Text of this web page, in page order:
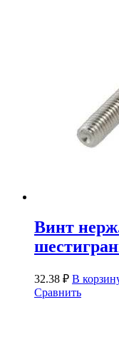
Винт
32.38 ₽ В
Сравнить